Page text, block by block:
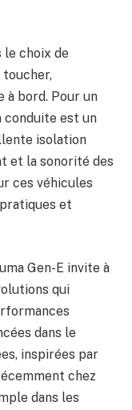
le choix de
toucher,
à bord. Pour un
conduite est un
isolation
et la sonorité des
ces véhicules
et
Gen-E invite à
qui
dans le
inspirées par
chez
dans les